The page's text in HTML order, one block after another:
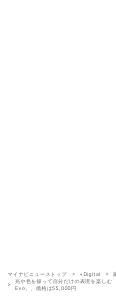
マイナビニューストップ +Digital
光や色を操って自分だけの表現を楽し
Evo」、価格は55,000円